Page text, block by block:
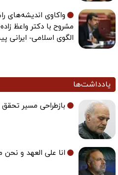
واکاوی اندیشه‌های
مشروح با دکتر واعظ
الگوی اسلامی- ایرانی
یادداشت‌ها
بازطراحی مسیر
انا علی العهد و نحن